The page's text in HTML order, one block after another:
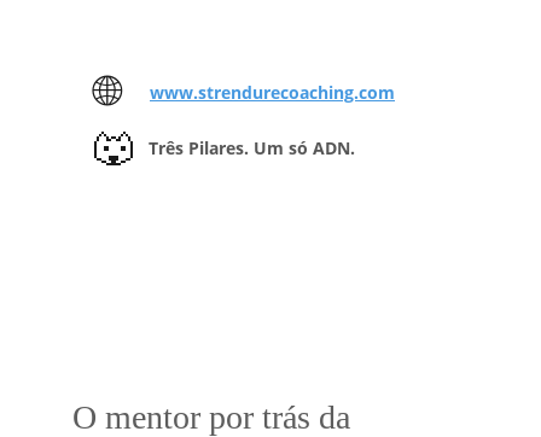
www.strendurecoaching.com
🌐
Três Pilares. Um só ADN.
🐺
O mentor por trás da